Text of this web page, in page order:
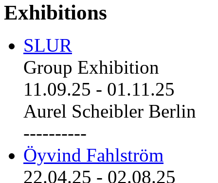
Exhibitions
SLUR
Group Exhibition
11.09.25 - 01.11.25
Aurel Scheibler Berlin
----------
Öyvind Fahlström
22.04.25 - 02.08.25